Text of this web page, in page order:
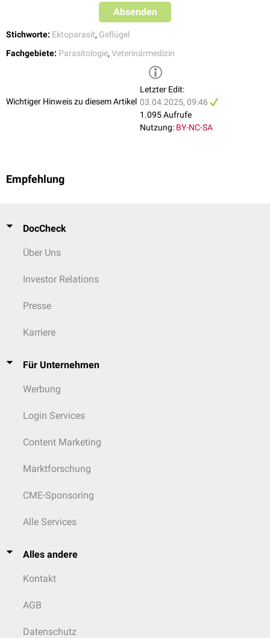
Absenden
Stichworte: Ektoparasit, Geflügel
Fachgebiete: Parasitologie, Veterinärmedizin
Wichtiger Hinweis zu diesem Artikel
Letzter Edit:
03.04.2025, 09:46
1.095 Aufrufe
Nutzung: BY-NC-SA
Empfehlung
DocCheck
Über Uns
Investor Relations
Presse
Karriere
Für Unternehmen
Werbung
Login Services
Content Marketing
Marktforschung
CME-Sponsoring
Alle Services
Alles andere
Kontakt
AGB
Datenschutz